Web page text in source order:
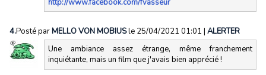
http://www.facebook.com/fvasseur
4.Posté parMELLO VON MOBIUSle 25/04/2021 01:01 | ALERTER
Une ambiance assez étrange, même franchement
inquiétante, mais un film que j'avais bien apprécié !